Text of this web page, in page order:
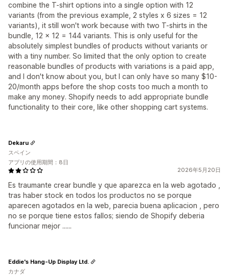
combine the T-shirt options into a single option with 12
variants (from the previous example, 2 styles x 6 sizes = 12
variants), it still won't work because with two T-shirts in the
bundle, 12 x 12 = 144 variants. This is only useful for the
absolutely simplest bundles of products without variants or
with a tiny number. So limited that the only option to create
reasonable bundles of products with variations is a paid app,
and I don't know about you, but I can only have so many $10-
20/month apps before the shop costs too much a month to
make any money. Shopify needs to add appropriate bundle
functionality to their core, like other shopping cart systems.
2026年5月20日
Es traumante crear bundle y que aparezca en la web agotado ,
tras haber stock en todos los productos no se porque
aparecen agotados en la web, parecia buena aplicacion , pero
no se porque tiene estos fallos; siendo de Shopify deberia
funcionar mejor ......
Dekaru
スペイン
アプリの使用期間：8日
Eddie's Hang-Up Display Ltd.
カナダ